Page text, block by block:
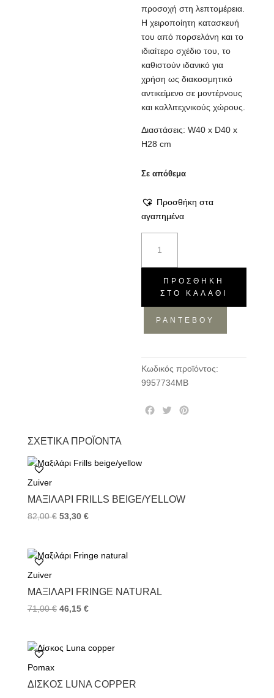
προσοχή στη λεπτομέρεια.
Η χειροποίητη κατασκευή
του από πορσελάνη και το
ιδιαίτερο σχέδιο του, το
καθιστούν ιδανικό για
χρήση ως διακοσμητικό
αντικείμενο σε μοντέρνους
και καλλιτεχνικούς χώρους.
Διαστάσεις: W40 x D40 x
H28 cm
Σε απόθεμα
Προσθήκη στα
αγαπημένα
G
Black
M
ποσότητα
ΠΡΟΣΘΉΚΗ
ΣΤΟ ΚΑΛΆΘΙ
ΡΑΝΤΕΒΟΥ
Κωδικός προϊόντος:
9957734MB
k
T
ΣΧΕΤΙΚΆ ΠΡΟΪΌΝΤΑ
Zuiver
ΜΑΞΙΛΆΡΙ FRILLS BEIGE/YELLOW
82,00€ 53,30 €
Zuiver
ΜΑΞΙΛΆΡΙ FRINGE NATURAL
71,00€ 46,15 €
Pomax
ΔΊΣΚΟΣ LUNA COPPER